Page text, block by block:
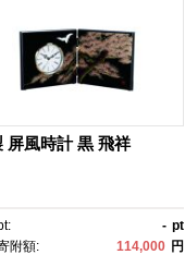
屏風時計 黒 飛祥
- pt
附額:
114,000 円